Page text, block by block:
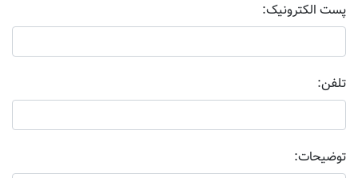
پست الکترونیک:
تلفن:
توضیحات: